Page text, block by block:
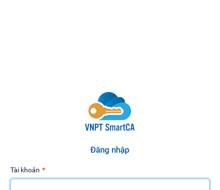
Đăng nhập
Tài khoản